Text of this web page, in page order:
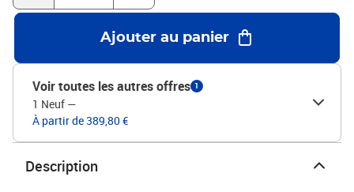
Ajouter au panier
Voir toutes les autres offres 1
1 Neuf —
À partir de 389,80 €
Description